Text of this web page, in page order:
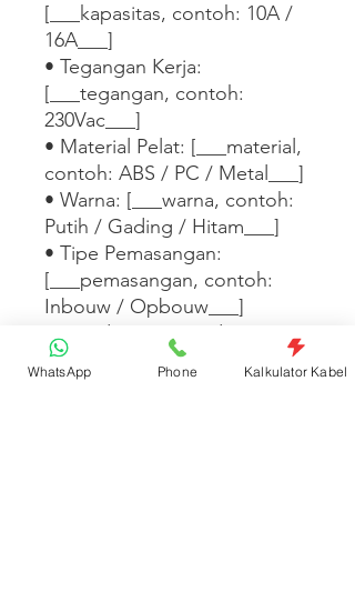
[___kapasitas, contoh: 10A /
16A___]
• Tegangan Kerja:
[___tegangan, contoh:
230Vac___]
• Material Pelat: [___material,
contoh: ABS / PC / Metal___]
• Warna: [___warna, contoh:
Putih / Gading / Hitam___]
• Tipe Pemasangan:
[___pemasangan, contoh:
Inbouw / Opbouw___]
• Standar: [___standar,
contoh: SNI / IEC 60669___]
Tersedia dalam
WhatsApp Phone Kalkulator Kabel